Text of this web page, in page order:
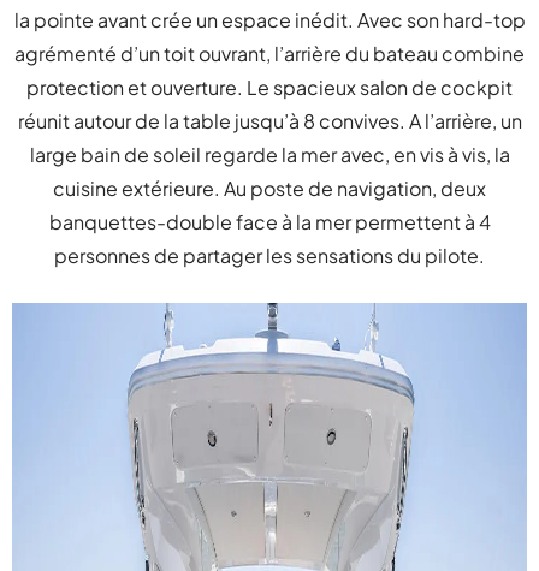
la pointe avant crée un espace inédit. Avec son hard-top
agrémenté d’un toit ouvrant, l’arrière du bateau combine
protection et ouverture. Le spacieux salon de cockpit
réunit autour de la table jusqu’à 8 convives. A l’arrière, un
large bain de soleil regarde la mer avec, en vis à vis, la
cuisine extérieure. Au poste de navigation, deux
banquettes-double face à la mer permettent à 4
personnes de partager les sensations du pilote.